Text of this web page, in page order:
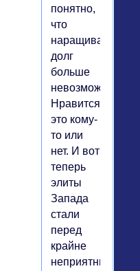
понятно,
что
наращивать
долг
больше
невозможно.
Нравится
это кому-
то или
нет. И вот
теперь
элиты
Запада
стали
перед
крайне
неприятным